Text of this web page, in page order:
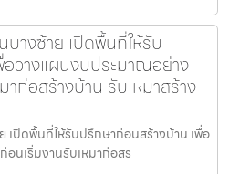
างซ้าย เปิดพื้นที่ให้รับ
วางแผนงบประมาณอย่าง
ก่อสร้างบ้าน รับเหมาสร้าง
เปิดพื้นที่ให้รับปรึกษาก่อนสร้างบ้าน เพื่อ
นเริ่มงานรับเหมาก่อสร